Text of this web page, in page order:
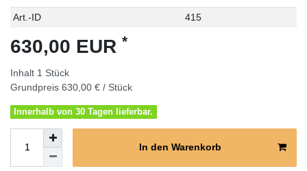
Technisches
Wert
Art.-ID 415
630,00 EUR *
Inhalt 1 Stück
Grundpreis 630,00 € / Stück
Innerhalb von 30 Tagen lieferbar.
In den Warenkorb